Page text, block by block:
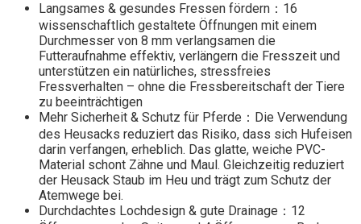
Langsames & gesundes Fressen fördern：16
wissenschaftlich gestaltete Öffnungen mit einem
Durchmesser von 8 mm verlangsamen die
Futteraufnahme effektiv, verlängern die Fresszeit und
unterstützen ein natürliches, stressfreies
Fressverhalten – ohne die Fressbereitschaft der Tiere
zu beeinträchtigen
Mehr Sicherheit & Schutz für Pferde：Die Verwendung
des Heusacks reduziert das Risiko, dass sich Hufeisen
darin verfangen, erheblich. Das glatte, weiche PVC-
Material schont Zähne und Maul. Gleichzeitig reduziert
der Heusack Staub im Heu und trägt zum Schutz der
Atemwege bei.
Durchdachtes Lochdesign & gute Drainage：12